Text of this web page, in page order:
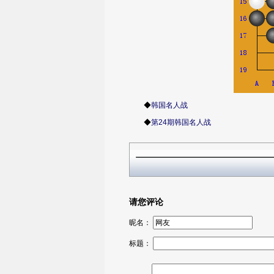
◆韩国名人战
◆第24期韩国名人战
请您评论
昵名：
标题：